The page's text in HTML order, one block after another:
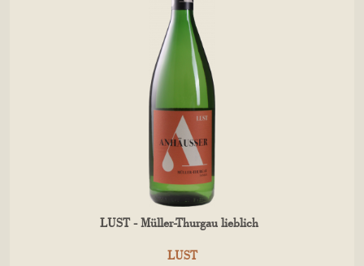
LUST - Müller-Thurgau lieblich
LUST